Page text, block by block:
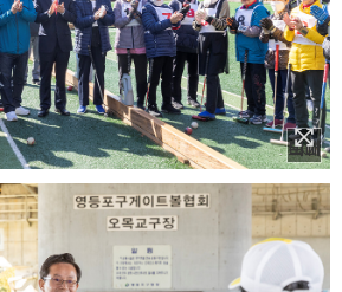
이미지 확대보기